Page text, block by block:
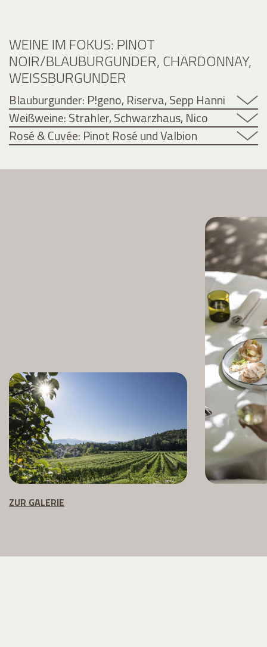
WEINE IM FOKUS: PINOT
NOIR/BLAUBURGUNDER, CHARDONNAY,
WEISSBURGUNDER
Blauburgunder: P!geno, Riserva, Sepp Hanni
Weißweine: Strahler, Schwarzhaus, Nico
Rosé & Cuvée: Pinot Rosé und Valbion
ZUR GALERIE